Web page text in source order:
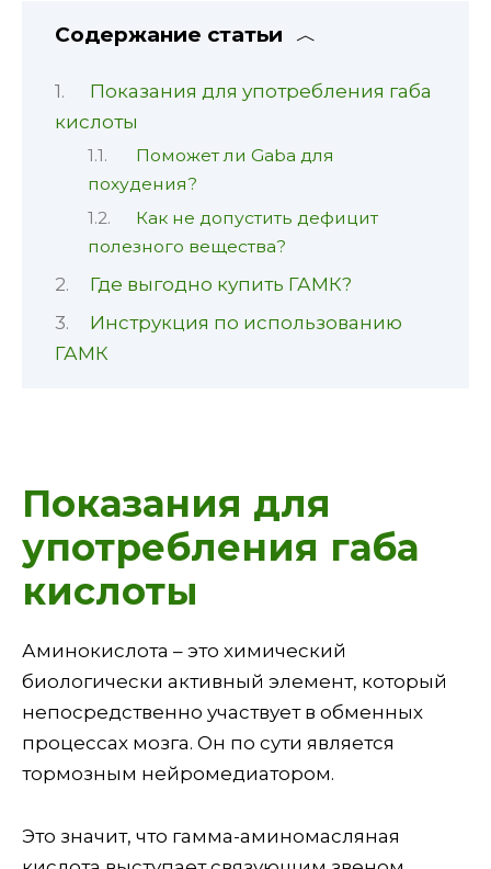
Содержание статьи
Показания для употребления габа
кислоты
Поможет ли Gaba для
похудения?
Как не допустить дефицит
полезного вещества?
Где выгодно купить ГАМК?
Инструкция по использованию
ГАМК
Показания для
употребления габа
кислоты
Аминокислота – это химический
биологически активный элемент, который
непосредственно участвует в обменных
процессах мозга. Он по сути является
тормозным нейромедиатором.
Это значит, что гамма-аминомасляная